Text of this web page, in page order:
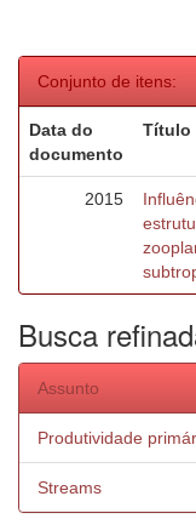
Conjunto de itens:
Data do
documento
Título
2015
Busca
Assunto
Produtividade
Streams